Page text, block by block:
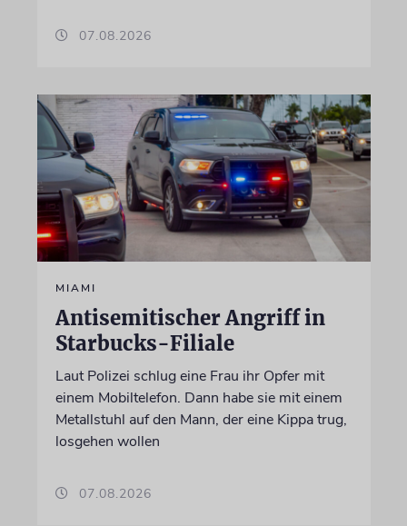
07.08.2026
MIAMI
Antisemitischer Angriff in
Starbucks-Filiale
Laut Polizei schlug eine Frau ihr Opfer mit
einem Mobiltelefon. Dann habe sie mit einem
Metallstuhl auf den Mann, der eine Kippa trug,
losgehen wollen
07.08.2026